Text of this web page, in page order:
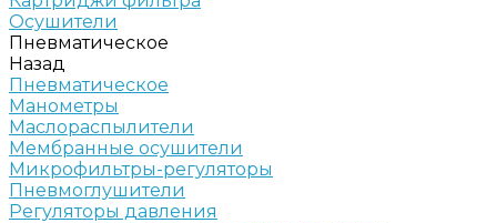
Осушители
Пневматическое
Назад
Пневматическое
Манометры
Маслораспылители
Мембранные осушители
Микрофильтры-регуляторы
Пневмоглушители
Регуляторы давления